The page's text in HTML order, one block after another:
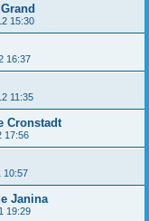
15:30
16:37
11:35
Cronstadt
17:56
10:57
Janina
19:29